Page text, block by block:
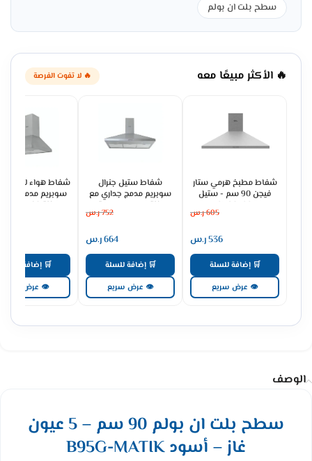
سطح بلت ان بولم
🔥 الأكثر مبيعًا معه 🔥 لا تفوت الفرصة
شفاط مطبخ هرمي ستار
فيجن 90 سم - ستيل
SV90PSS
605ر.س
536ر.س
🛒 إضافة للسلة
👁 عرض سريع
شفاط ستيل جنرال
سوبريم مدمج جداري مع
مدخنة 3 سرعات - ستيل
GSCH90FS
752ر.س
664ر.س
🛒 إضافة للسلة
👁 عرض سريع
شفاط هواء للمطبخ
سوبريم مدمج
🛒 إضافة للسلة
👁 عرض سريع
الوصف
سطح بلت ان بولم 90 سم – 5 عيون
غاز – أسود B95G-MATIK